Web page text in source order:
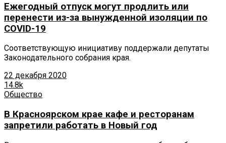
Ежегодный отпуск могут продлить или
перенести из-за вынужденной изоляции по
COVID-19
Соответствующую инициативу поддержали депутаты
Законодательного собрания края.
22 декабря 2020
14.8k
Общество
В Красноярском крае кафе и ресторанам
запретили работать в Новый год